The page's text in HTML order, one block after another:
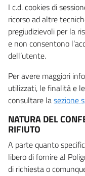
I c.d. cookies di
ricorso ad altre
pregiudizievoli per la
e non consentono
dell’utente.
Per avere maggiori
utilizzati, le finalità e
consultare lasezione
NATURA DEL
RIFIUTO
A parte quanto
libero di fornire al
di richiesta o